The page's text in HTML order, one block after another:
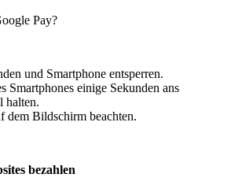
Pay?
und Smartphone entsperren.
Smartphones einige Sekunden ans
halten.
dem Bildschirm beachten.
bezahlen